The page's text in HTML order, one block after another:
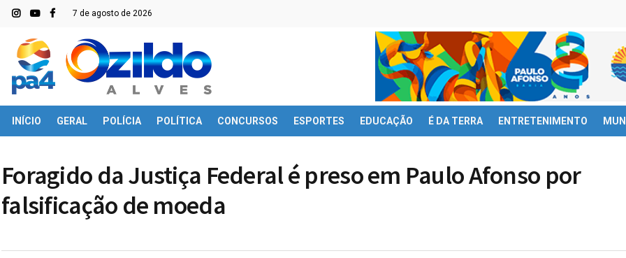
7 de agosto de 2026
INÍCIO GERAL POLÍCIA POLÍTICA CONCURSOS ESPORTES EDUCAÇÃO É DA TERRA ENTRETENIMENTO
Foragido da Justiça Federal é preso em Paulo Afonso por
falsificação de moeda